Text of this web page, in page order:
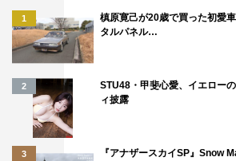
1
槙原寛己が20歳で買った初愛
タルパネル…
2
STU48・甲斐心愛、イエロー
ィ披露
3
『アナザースカイSP』Snow